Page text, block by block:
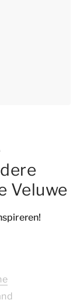
Veluwe